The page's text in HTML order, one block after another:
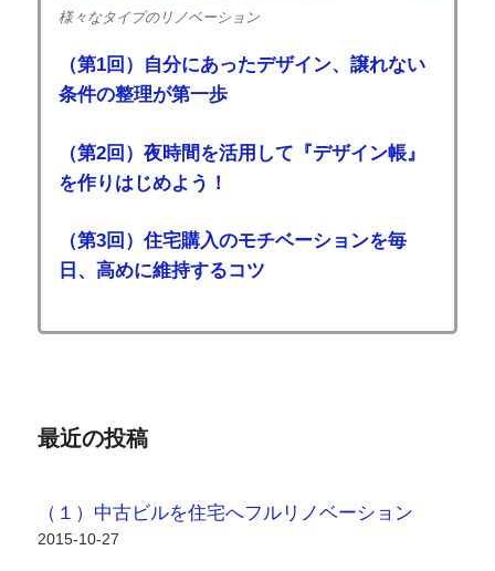
様々なタイプのリノベーション
（第1回）自分にあったデザイン、譲れない
条件の整理が第一歩
（第2回）夜時間を活用して『デザイン帳』
を作りはじめよう！
（第3回）住宅購入のモチベーションを毎
日、高めに維持するコツ
最近の投稿
（１）中古ビルを住宅へフルリノベーション
2015-10-27